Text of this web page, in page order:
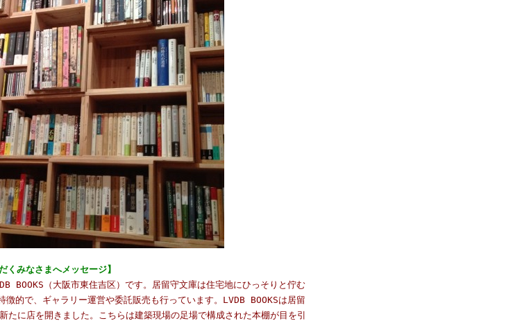
くみなさまへメッセージ】
BOOKS（大阪市東住吉区）です。居留守文庫は住宅地にひっそりと佇む
的で、ギャラリー運営や委託販売も行っています。LVDB BOOKSは居留
に店を開きました。こちらは建築現場の足場で構成された本棚が目を引